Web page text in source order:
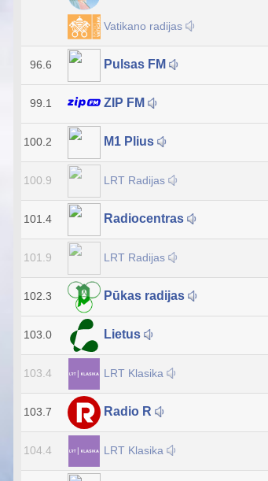
Vatikano radijas
96.6 Pulsas FM
99.1 ZIP FM
100.2 M1 Plius
100.9 LRT Radijas
101.4 Radiocentras
101.9 LRT Radijas
102.3 Pūkas radijas
103.0 Lietus
103.4 LRT Klasika
103.7 Radio R
104.4 LRT Klasika